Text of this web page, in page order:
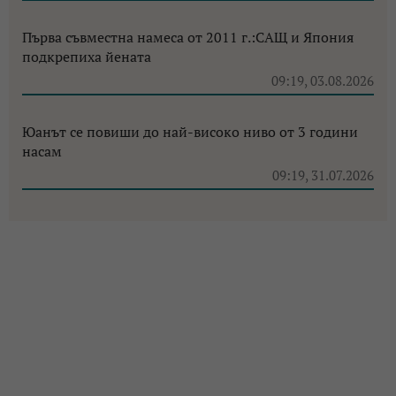
Първа съвместна намеса от 2011 г.:САЩ и Япония
подкрепиха йената
09:19, 03.08.2026
Юанът се повиши до най-високо ниво от 3 години
насам
09:19, 31.07.2026